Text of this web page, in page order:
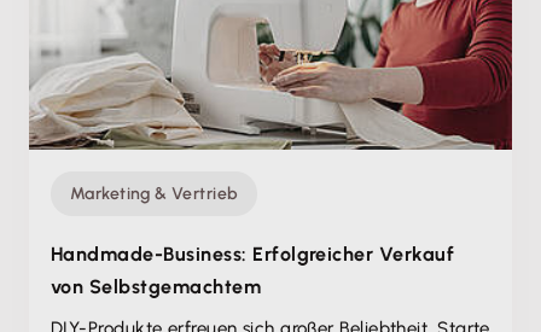
Marketing & Vertrieb
Handmade-Business: Erfolgreicher Verkauf
von Selbstgemachtem